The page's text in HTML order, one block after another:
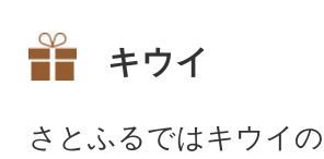
キウイ
さとふるではキウイ